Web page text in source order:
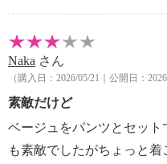
Naka さん
（購入日：2026/05/21｜公開日：
素敵だけど
ベージュをパンツとセッ
も素敵でしたがちょっと